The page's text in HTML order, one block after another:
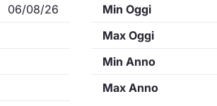
06/08/26
Min Oggi
Max Oggi
Min Anno
Max Anno